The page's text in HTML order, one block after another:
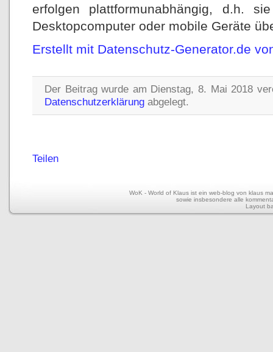
erfolgen plattformunabhängig, d.h.
Desktopcomputer oder mobile Geräte
Erstellt mit Datenschutz-Generator.de
Der Beitrag wurde am Dienstag, 8. Mai 2018
Datenschutzerklärung abgelegt.
Teilen
WoK - World of Klaus ist ein web-blog von klaus
sowie insbesondere alle
Layout